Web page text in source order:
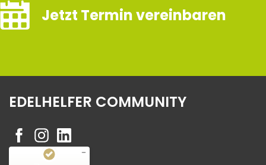
Jetzt Termin vereinbaren
EDELHELFER COMMUNITY